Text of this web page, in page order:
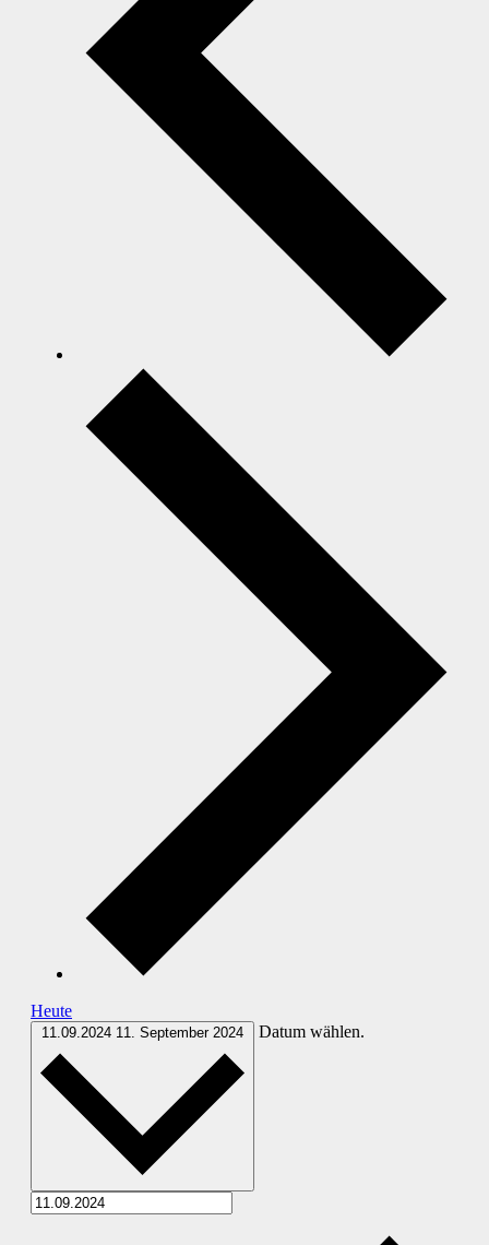
Heute
11.09.2024 11. September 2024 Datum wählen.